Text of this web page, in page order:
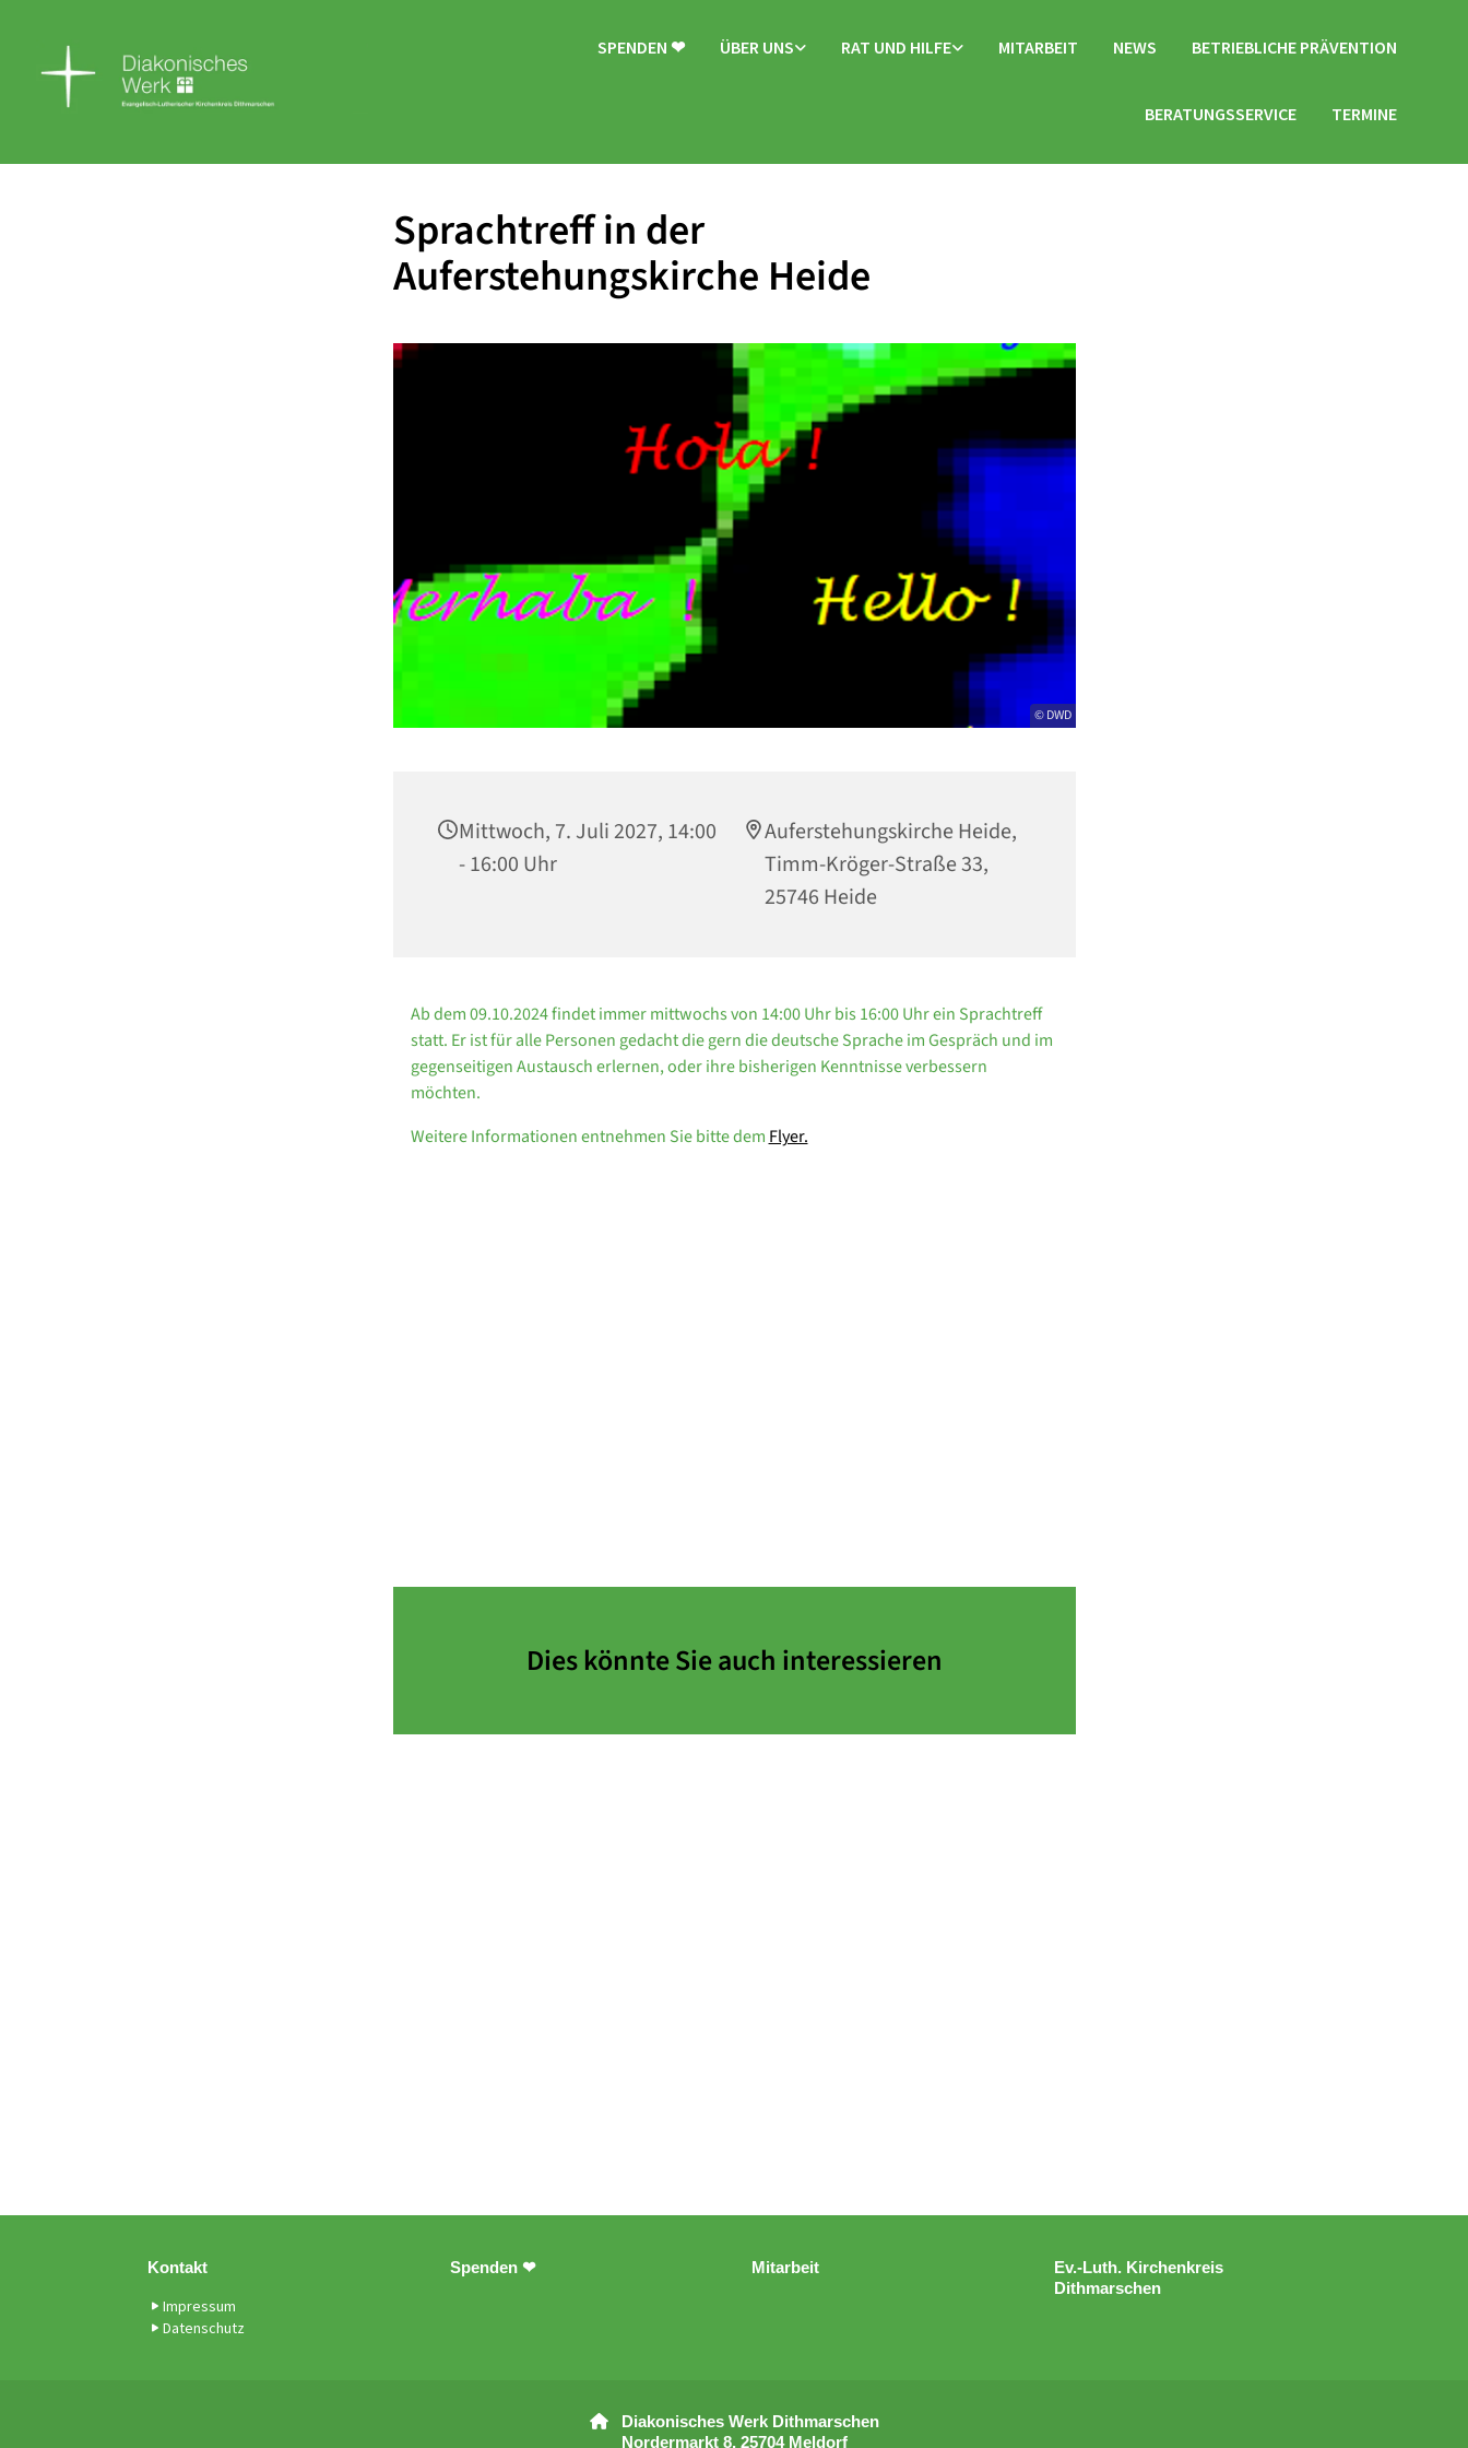
SPENDEN ❤ ÜBER UNS RAT UND HILFE MITARBEIT NEWS BETRIEBLICHE PRÄVENTION
BERATUNGSSERVICE TERMINE
Sprachtreff in der
Auferstehungskirche Heide
© DWD
Mittwoch, 7. Juli 2027, 14:00
- 16:00 Uhr
Auferstehungskirche Heide,
Timm-Kröger-Straße 33,
25746 Heide
Ab dem 09.10.2024 findet immer mittwochs von 14:00 Uhr bis 16:00 Uhr ein Sprachtreff
statt. Er ist für alle Personen gedacht die gern die deutsche Sprache im Gespräch und im
gegenseitigen Austausch erlernen, oder ihre bisherigen Kenntnisse verbessern
möchten.
Weitere Informationen entnehmen Sie bitte dem Flyer.
Dies könnte Sie auch interessieren
Kontakt
Impressum
Datenschutz
Spenden ❤ Mitarbeit
Ev.-Luth. Kirchenkreis
Dithmarschen
Diakonisches Werk Dithmarschen
Nordermarkt 8, 25704 Meldorf